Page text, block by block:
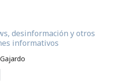
desinformación y otros
informativos